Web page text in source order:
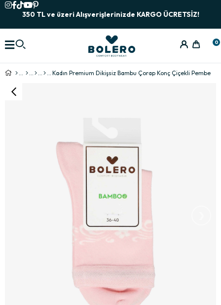
350 TL ve üzeri Alışverişlerinizde KARGO ÜCRETSİZ!
0
Kadın Premium Dikişsiz Bambu Çorap Konç Çiçekli Pembe